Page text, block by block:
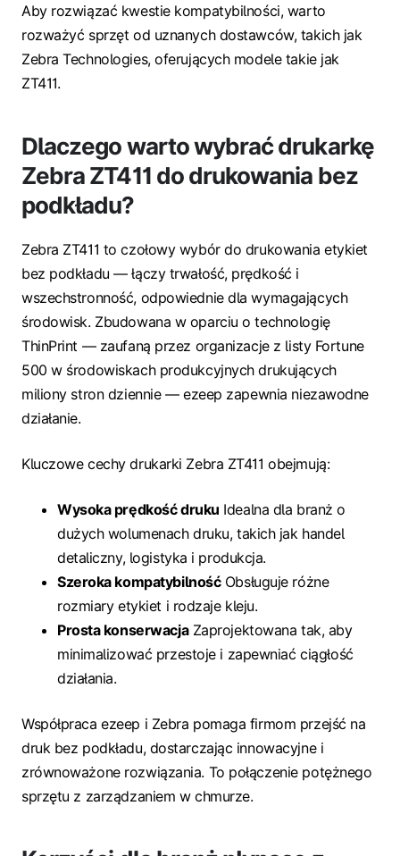
Aby rozwiązać kwestie kompatybilności, warto
rozważyć sprzęt od uznanych dostawców, takich jak
Zebra Technologies, oferujących modele takie jak
ZT411.
Dlaczego warto wybrać drukarkę
Zebra ZT411 do drukowania bez
podkładu?
Zebra ZT411 to czołowy wybór do drukowania etykiet
bez podkładu — łączy trwałość, prędkość i
wszechstronność, odpowiednie dla wymagających
środowisk. Zbudowana w oparciu o technologię
ThinPrint — zaufaną przez organizacje z listy Fortune
500 w środowiskach produkcyjnych drukujących
miliony stron dziennie — ezeep zapewnia niezawodne
działanie.
Kluczowe cechy drukarki Zebra ZT411 obejmują:
Wysoka prędkość druku Idealna dla branż o
dużych wolumenach druku, takich jak handel
detaliczny, logistyka i produkcja.
Szeroka kompatybilnośćObsługuje różne
rozmiary etykiet i rodzaje kleju.
Prosta konserwacjaZaprojektowana tak, aby
minimalizować przestoje i zapewniać ciągłość
działania.
Współpraca ezeep i Zebra pomaga firmom przejść na
druk bez podkładu, dostarczając innowacyjne i
zrównoważone rozwiązania. To połączenie potężnego
sprzętu z zarządzaniem w chmurze.